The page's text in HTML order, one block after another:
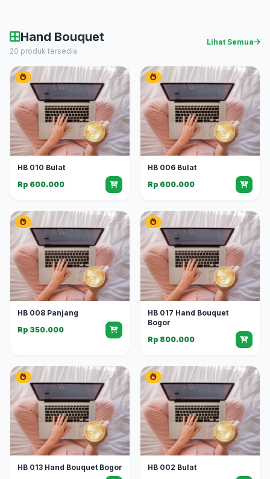
Hand Bouquet
20 produk tersedia
Lihat Semua
HB 010 Bulat
Rp 600.000
HB 006 Bulat
Rp 600.000
HB 008 Panjang
Rp 350.000
HB 017 Hand Bouquet
Bogor
Rp 800.000
HB 013 Hand Bouquet Bogor
HB 002 Bulat